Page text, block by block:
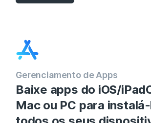
Gerenciamento de Apps
Baixe apps do iOS/
Mac ou PC para